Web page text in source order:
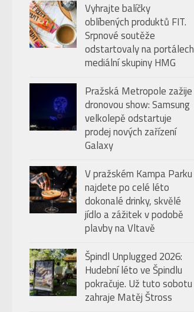
úroveň
Vyhrajte balíčky
oblíbených produktů FIT.
Srpnové soutěže
odstartovaly na portálech
mediální skupiny HMG
Pražská Metropole zažije
dronovou show: Samsung
velkolepě odstartuje
prodej nových zařízení
Galaxy
V pražském Kampa Parku
najdete po celé léto
dokonalé drinky, skvělé
jídlo a zážitek v podobě
plavby na Vltavě
Špindl Unplugged 2026:
Hudební léto ve Špindlu
pokračuje. Už tuto sobotu
zahraje Matěj Štross